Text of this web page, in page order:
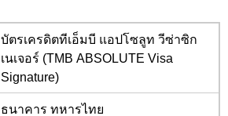
บัตรเครดิตทีเอ็มบี แอปโซลูท วีซ่าซิก
เนเจอร์ (TMB ABSOLUTE Visa
Signature)
ธนาคาร ทหารไทย